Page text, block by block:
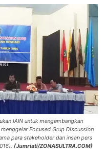
IAIN untuk mengembangkan
Focused Grup Discussion
para stakeholder dan insan pers
(Jumriati/ZONASULTRA.COM)